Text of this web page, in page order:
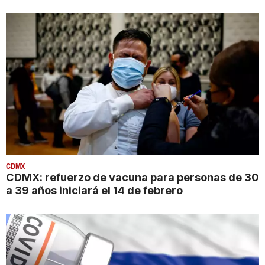
CDMX
CDMX: refuerzo de vacuna para personas de 30
a 39 años iniciará el 14 de febrero